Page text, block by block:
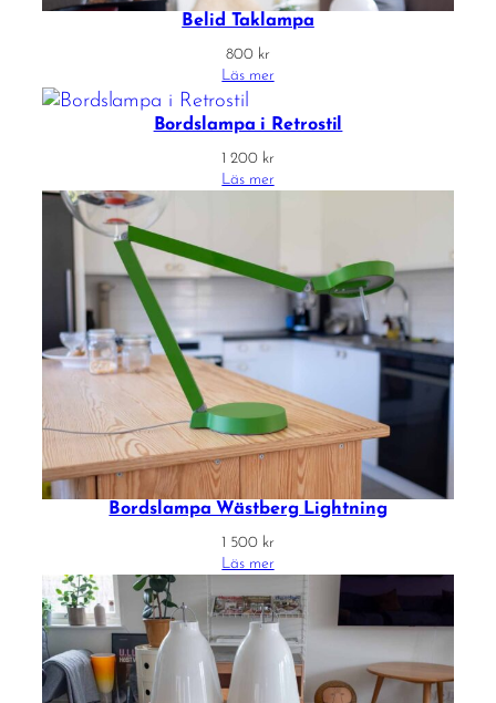
Belid Taklampa
800 kr
Läs mer
Bordslampa i Retrostil
1 200 kr
Läs mer
Bordslampa Wästberg Lightning
1 500 kr
Läs mer